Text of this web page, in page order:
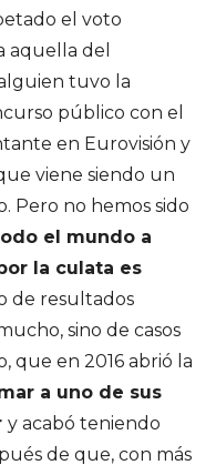
el voto
aquella del
tuvo la
público con el
en Eurovisión y
viene siendo un
Pero no hemos sido
el mundo a
la culata es
de resultados
sino de casos
que en 2016 abrió la
a uno de sus
y acabó teniendo
de que, con más